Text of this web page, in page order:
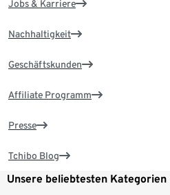
Jobs & Karriere
Nachhaltigkeit
Geschäftskunden
Affiliate Programm
Presse
Tchibo Blog
Unsere beliebtesten Kategorien